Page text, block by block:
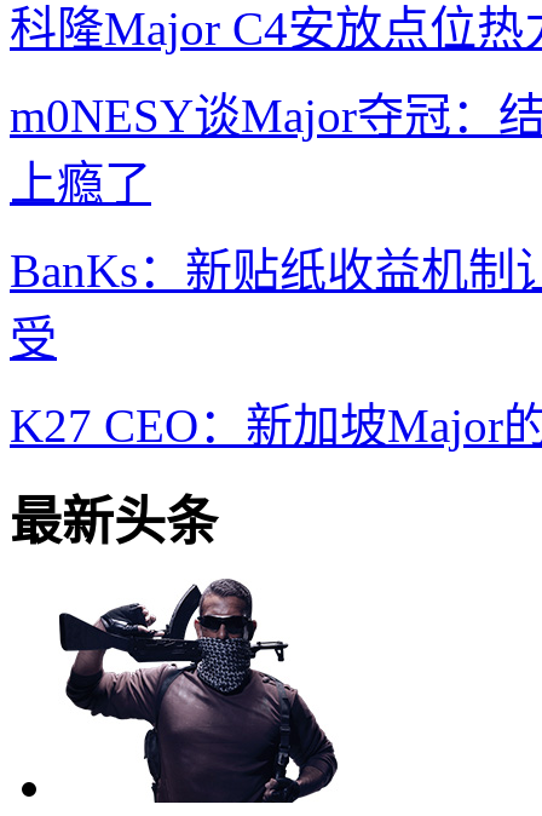
科隆Major C4安放点位
m0NESY谈Major夺冠：
上瘾了
BanKs：新贴纸收益机
受
K27 CEO：新加坡Major
最新头条